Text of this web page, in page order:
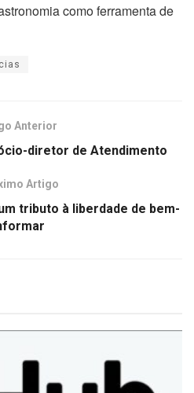
como ferramenta de
Anterior
diretor de Atendimento
Artigo
tributo à liberdade de bem-